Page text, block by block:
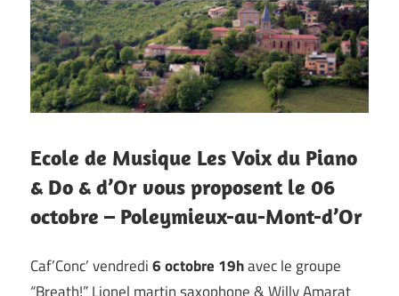
Ecole de Musique Les Voix du Piano
& Do & d’Or vous proposent le 06
octobre – Poleymieux-au-Mont-d’Or
Caf’Conc’ vendredi6 octobre 19havec le groupe